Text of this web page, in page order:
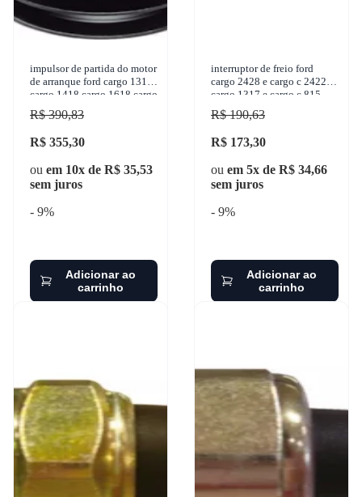
impulsor de partida do motor
de arranque ford cargo 1317
cargo 1418 cargo 1618 cargo
1517 cargo 2218 1984-2006
zen - 050
R$ 390,83
R$ 355,30
ou em 10x de R$ 35,53
sem juros
- 9%
Adicionar ao
carrinho
interruptor de freio ford
cargo 2428 e cargo c 2422 e
cargo 1317 e cargo c 815
cargo c 2422 1984-2011
marflex - 7499
R$ 190,63
R$ 173,30
ou em 5x de R$ 34,66
sem juros
- 9%
Adicionar ao
carrinho